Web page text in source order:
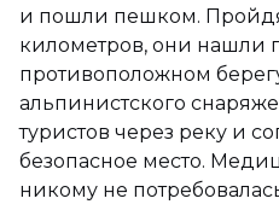
и пошли пешком.
километров, они нашли
противоположном
альпинистского
туристов через реку и
безопасное место.
никому не